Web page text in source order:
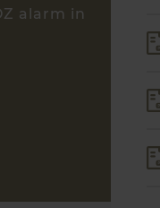
alarm in